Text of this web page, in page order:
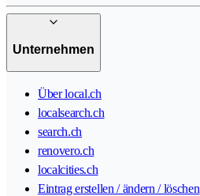
Unternehmen
Über local.ch
localsearch.ch
search.ch
renovero.ch
localcities.ch
Eintrag erstellen / ändern / löschen